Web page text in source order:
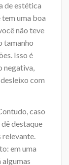
de estética
tem uma boa
não teve
tamanho
Isso é
negativa,
com
caso
destaque
em uma